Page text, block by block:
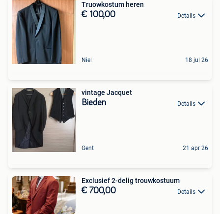
Truowkostum heren
€ 100,00 Details
Niel 18 jul 26
vintage Jacquet
Bieden Details
Gent 21 apr 26
Exclusief 2-delig trouwkostuum
€ 700,00 Details